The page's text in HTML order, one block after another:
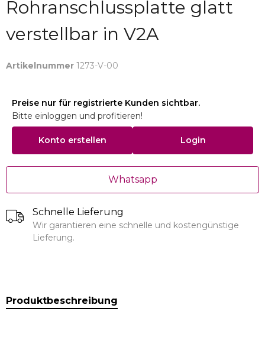
Rohranschlussplatte glatt
verstellbar in V2A
Artikelnummer 1273-V-00
Preise nur für registrierte Kunden sichtbar.
Bitte einloggen und profitieren!
Konto erstellen Login
Whatsapp
Schnelle Lieferung
Wir garantieren eine schnelle und kostengünstige
Lieferung.
Produktbeschreibung